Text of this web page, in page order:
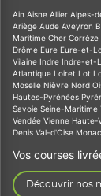
Ain Aisne Allier Alpes-
Ariège Aude Aveyron
Maritime Cher Corrèze
Drôme Eure Eure-et-
Vilaine Indre Indre-et-
Atlantique Loiret Lot
Moselle Nièvre Nord
Hautes-Pyrénées
Savoie Seine-Maritime
Vendée Vienne Haute-
Denis Val-d'Oise
Vos courses
Découvrir nos